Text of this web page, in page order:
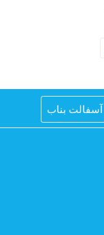
آسفالت بناب